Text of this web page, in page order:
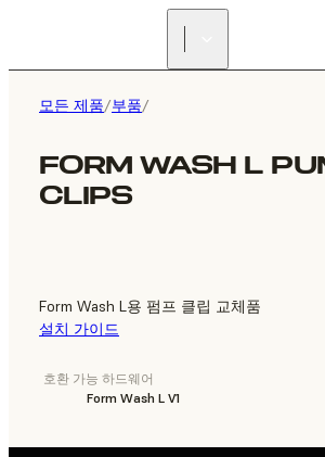
모든 제품/부품/
FORM WASH L
CLIPS
Form Wash L용 펌프 클립 교체품
설치 가이드
호환 가능 하드웨어
Form Wash L V1